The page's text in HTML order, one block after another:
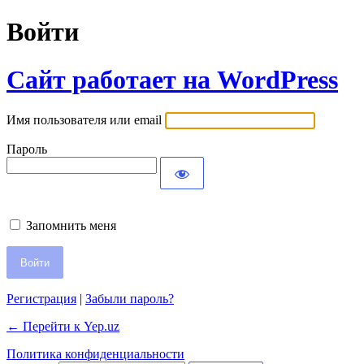
Войти
Сайт работает на WordPress
Имя пользователя или email
Пароль
Запомнить меня
Регистрация | Забыли пароль?
← Перейти к Yep.uz
Политика конфиденциальности